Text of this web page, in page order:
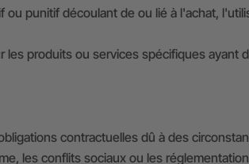
punitif découlant de ou lié à l'achat,
produits ou services spécifiques ayant
contractuelles dû à des
les conflits sociaux ou les